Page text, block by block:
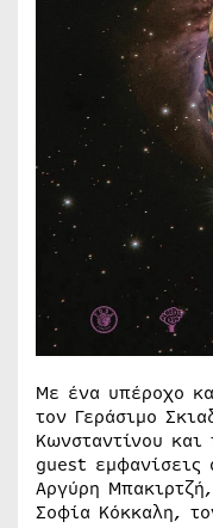
Με ένα υπέροχο
τον Γεράσιμο
Κωνσταντίνου
guest εμφανίσεις
Αργύρη
Σοφία Κόκκαλη,